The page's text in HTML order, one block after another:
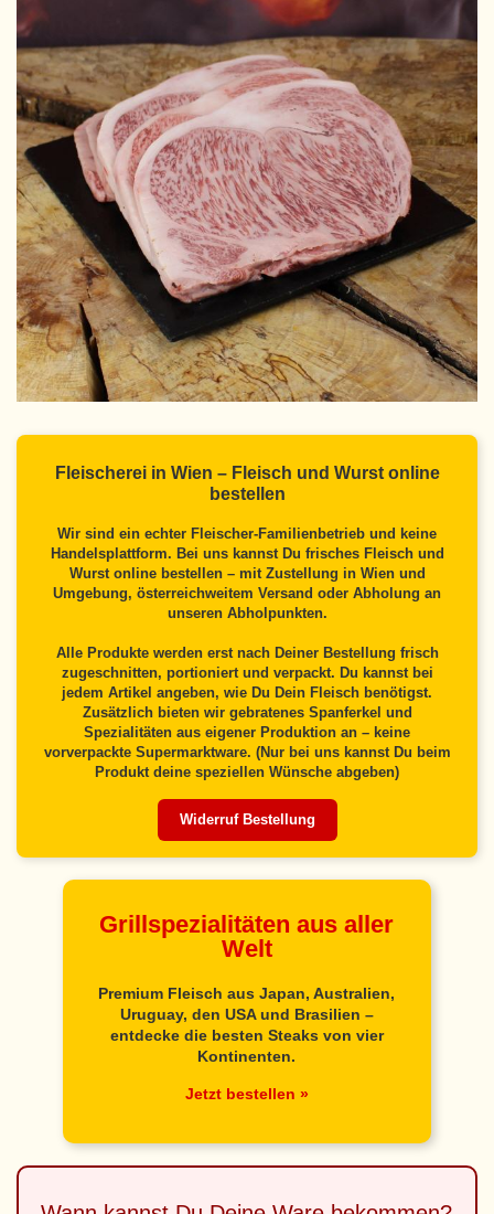
Fleischerei in Wien – Fleisch und Wurst online
bestellen
Wir sind ein echter Fleischer-Familienbetrieb und keine
Handelsplattform. Bei uns kannst Du frisches Fleisch und
Wurst online bestellen – mit Zustellung in Wien und
Umgebung, österreichweitem Versand oder Abholung an
unseren Abholpunkten.
Alle Produkte werden erst nach Deiner Bestellung frisch
zugeschnitten, portioniert und verpackt. Du kannst bei
jedem Artikel angeben, wie Du Dein Fleisch benötigst.
Zusätzlich bieten wir gebratenes Spanferkel und
Spezialitäten aus eigener Produktion an – keine
vorverpackte Supermarktware. (Nur bei uns kannst Du beim
Produkt deine speziellen Wünsche abgeben)
Widerruf Bestellung
Grillspezialitäten aus aller
Welt
Premium Fleisch aus Japan, Australien,
Uruguay, den USA und Brasilien –
entdecke die besten Steaks von vier
Kontinenten.
Jetzt bestellen »